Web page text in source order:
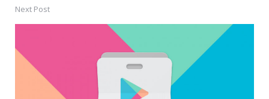
Next Post